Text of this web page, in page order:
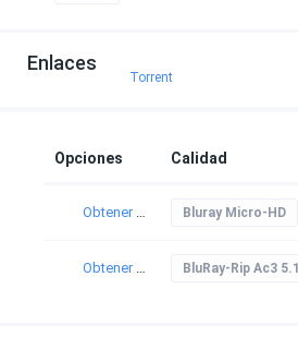
Enlaces
Torrent
Opciones Calidad
Obtener torrent Bluray Micro-HD
Obtener torrent BluRay-Rip Ac3 5.1